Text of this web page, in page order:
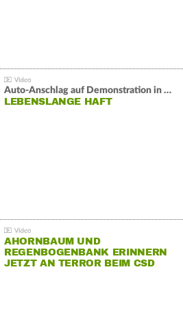
Auto-Anschlag auf Demonstration in München:
LEBENSLANGE HAFT
AHORNBAUM UND
REGENBOGENBANK ERINNERN
JETZT AN TERROR BEIM CSD